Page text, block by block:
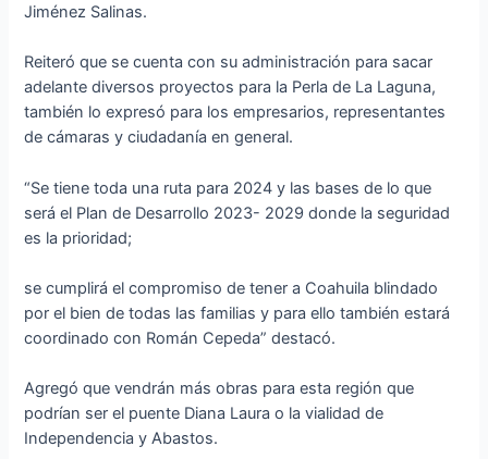
Jiménez Salinas.
Reiteró que se cuenta con su administración para sacar
adelante diversos proyectos para la Perla de La Laguna,
también lo expresó para los empresarios, representantes
de cámaras y ciudadanía en general.
“Se tiene toda una ruta para 2024 y las bases de lo que
será el Plan de Desarrollo 2023- 2029 donde la seguridad
es la prioridad;
se cumplirá el compromiso de tener a Coahuila blindado
por el bien de todas las familias y para ello también estará
coordinado con Román Cepeda” destacó.
Agregó que vendrán más obras para esta región que
podrían ser el puente Diana Laura o la vialidad de
Independencia y Abastos.